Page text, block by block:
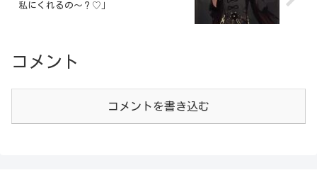
私にくれるの～？♡」
コメント
コメントを書き込む